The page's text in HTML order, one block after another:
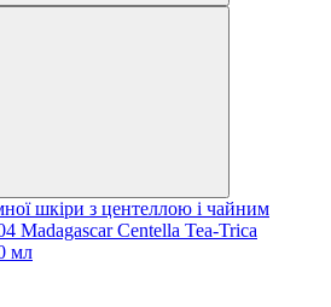
шкіри з центеллою і чайним
Madagascar Centella Tea-Trica
мл